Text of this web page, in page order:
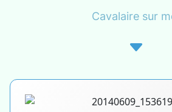
Cavalaire sur